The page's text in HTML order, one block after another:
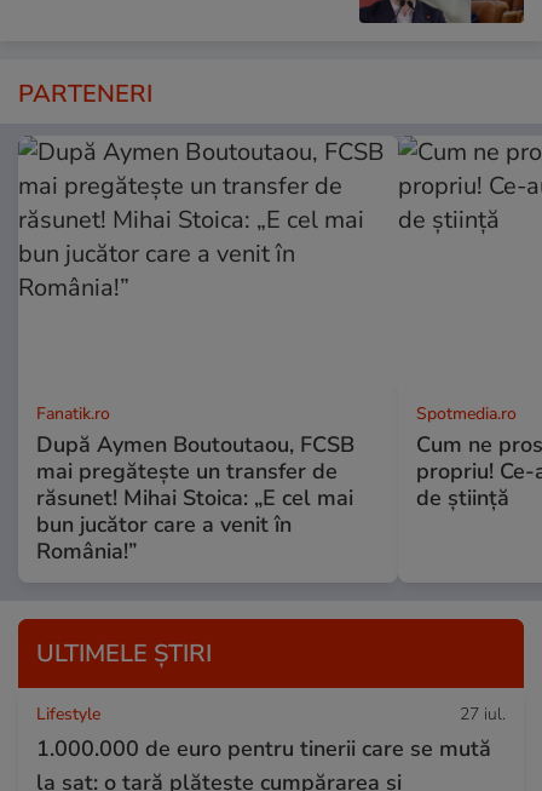
PARTENERI
Fanatik.ro
După Aymen Boutoutaou, FCSB
mai pregătește un transfer de
răsunet! Mihai Stoica: „E cel mai
bun jucător care a venit în
România!”
Spotmedia.ro
Cum ne
propriu!
de știință
ULTIMELE ȘTIRI
Lifestyle 27 iul.
1.000.000 de euro pentru tinerii care se mută
la sat: o țară plătește cumpărarea și